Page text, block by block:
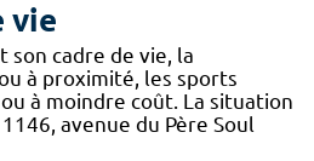
vie
cadre de vie, la
à proximité, les sports
à moindre coût. La situation
avenue du Père Soul